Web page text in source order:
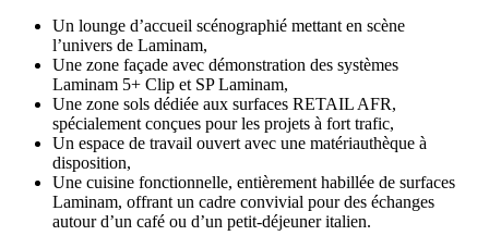
Un lounge d’accueil scénographié mettant en scène
l’univers de Laminam,
Une zone façade avec démonstration des systèmes
Laminam 5+ Clip et SP Laminam,
Une zone sols dédiée aux surfaces RETAIL AFR,
spécialement conçues pour les projets à fort trafic,
Un espace de travail ouvert avec une matériauthèque à
disposition,
Une cuisine fonctionnelle, entièrement habillée de surfaces
Laminam, offrant un cadre convivial pour des échanges
autour d’un café ou d’un petit-déjeuner italien.